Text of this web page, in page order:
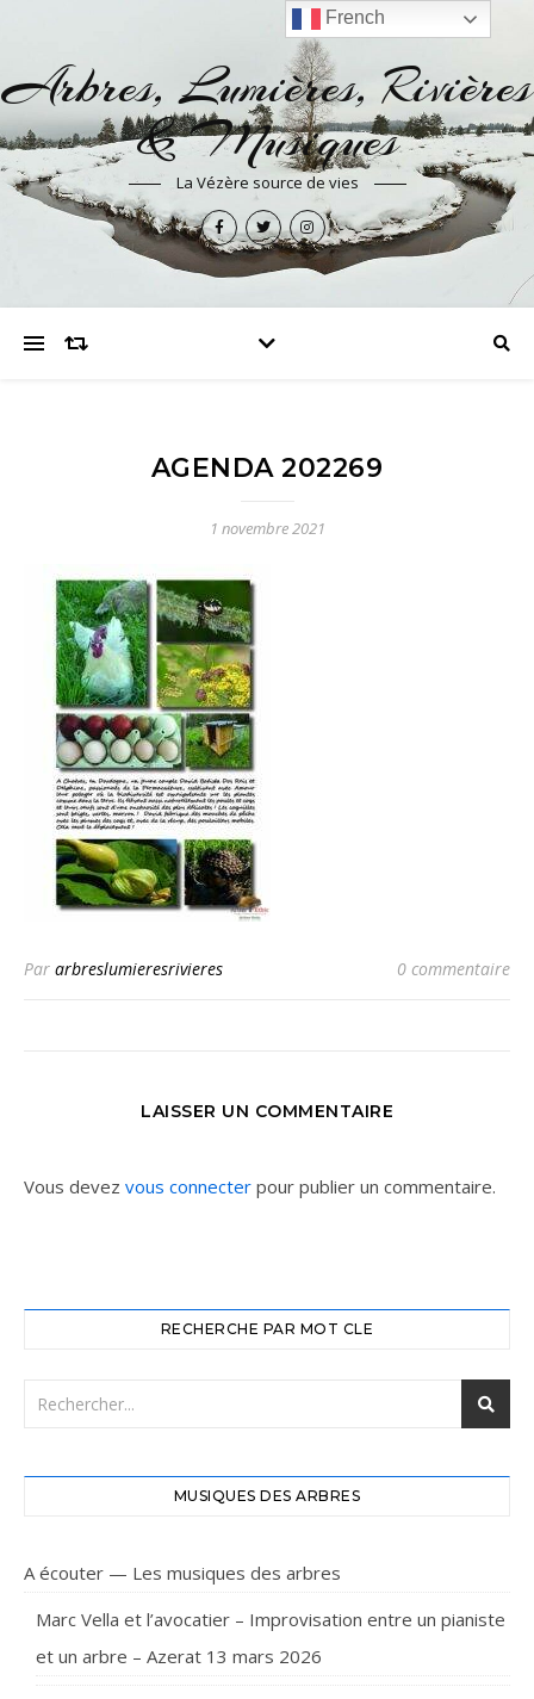
Arbres, Lumières, Rivières
& Musiques
La Vézère source de vies
AGENDA 202269
1 novembre 2021
Par arbreslumieresrivieres 0 commentaire
LAISSER UN COMMENTAIRE
Vous devez vous connecter pour publier un commentaire.
RECHERCHE PAR MOT CLE
MUSIQUES DES ARBRES
A écouter — Les musiques des arbres
Marc Vella et l’avocatier – Improvisation entre un pianiste
et un arbre – Azerat 13 mars 2026
French